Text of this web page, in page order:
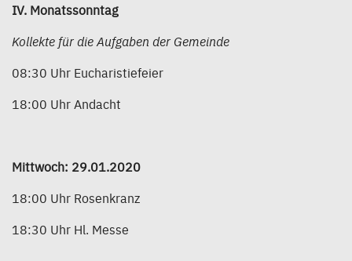
IV. Monatssonntag
Kollekte für die Aufgaben der Gemeinde
08:30 Uhr Eucharistiefeier
18:00 Uhr Andacht
Mittwoch: 29.01.2020
18:00 Uhr Rosenkranz
18:30 Uhr Hl. Messe